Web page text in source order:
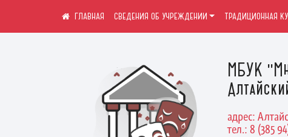
МБУК
адрес:
тел.: 8 (385
СВЕДЕНИЯ ОБ УЧРЕЖДЕНИИ ТРАДИЦИОННАЯ